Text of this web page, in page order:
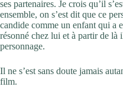
ses partenaires. Je crois qu’il
ensemble, on s’est dit que ce
candide comme un enfant qui a
résonné chez lui et à partir de là
personnage.
Il ne s’est sans doute jamais
film.